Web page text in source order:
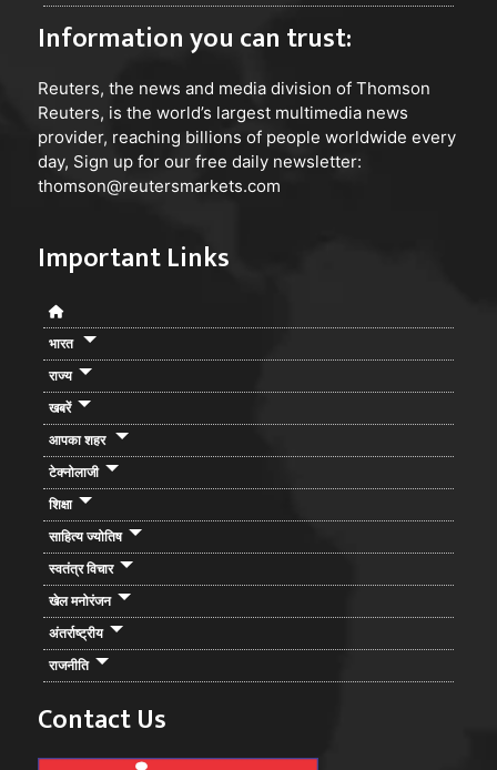
Information you can trust:
Reuters, the news and media division of Thomson
Reuters, is the world’s largest multimedia news
provider, reaching billions of people worldwide every
day, Sign up for our free daily newsletter:
thomson@reutersmarkets.com
Important Links
भारत
राज्य
खबरें
आपका शहर
टेक्नोलाजी
शिक्षा
साहित्य ज्योतिष
स्वतंत्र विचार
खेल मनोरंजन
अंतर्राष्ट्रीय
राजनीति
Contact Us